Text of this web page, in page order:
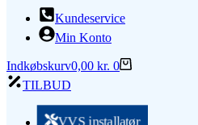
Kundeservice
Min Konto
Indkøbskurv0,00 kr. 0
TILBUD
VVS installatør